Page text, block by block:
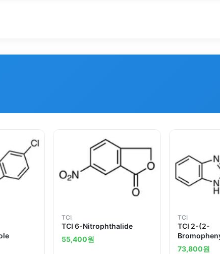
TCI
TCI 6-Nitrophthalide
55,400원
TCI
TCI 2-(2-
73,800원